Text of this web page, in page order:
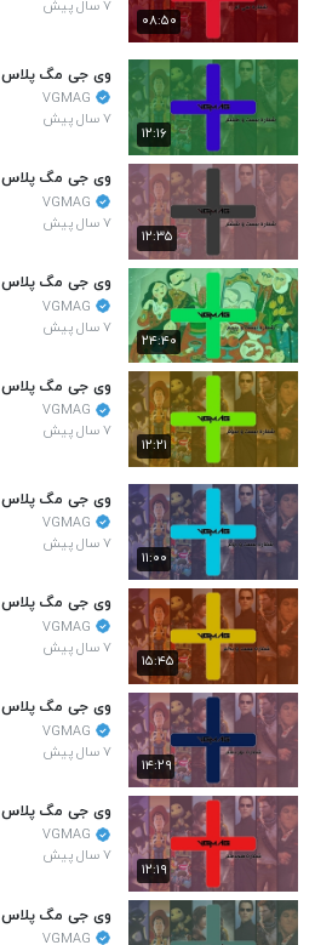
۰۸:۵۰
۷ سال پیش
۱۲:۱۶
وی جی مگ پلاس 27
VGMAG
۷ سال پیش
۱۲:۳۵
وی جی مگ پلاس 26
VGMAG
۷ سال پیش
۲۴:۴۰
وی جی مگ پلاس 25
VGMAG
۷ سال پیش
۱۲:۲۱
وی جی مگ پلاس 23
VGMAG
۷ سال پیش
۱۱:۰۰
وی جی مگ پلاس 22
VGMAG
۷ سال پیش
۱۵:۴۵
وی جی مگ پلاس 21
VGMAG
۷ سال پیش
۱۴:۲۹
وی جی مگ پلاس 19
VGMAG
۷ سال پیش
۱۲:۱۹
وی جی مگ پلاس 18
VGMAG
۷ سال پیش
وی جی مگ پلاس 17
VGMAG